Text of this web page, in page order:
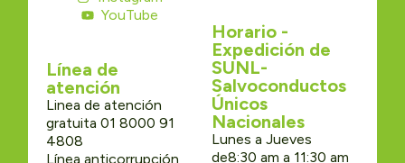
YouTube
Línea de
atención
Linea de atención
gratuita 01 8000 91
4808
Línea anticorrupción
Horario -
Expedición de
SUNL-
Salvoconductos
Únicos
Nacionales
Lunes a Jueves
de8:30 am a 11:30 am